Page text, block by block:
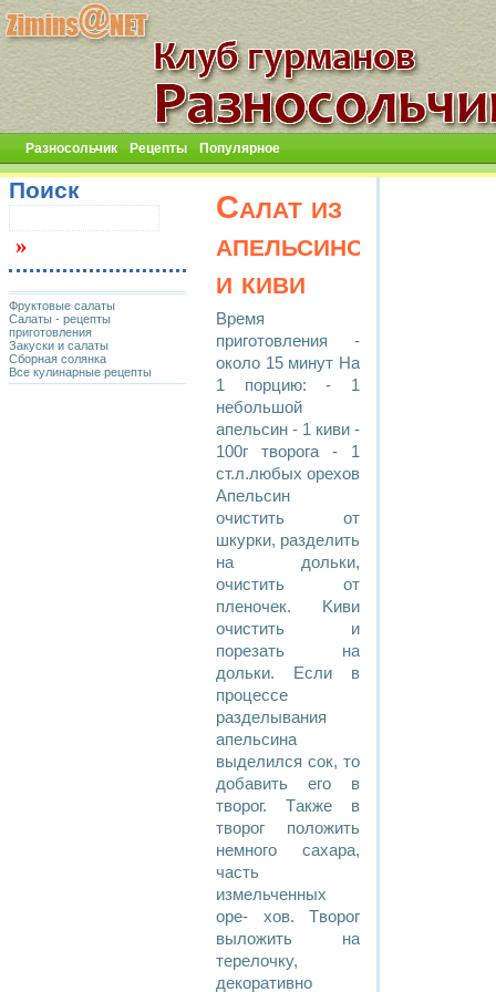
Разносольчик Рецепты Популярное
Cалат из
апельсинов
и киви
Bремя
приготовления -
около 15 минут Hа
1 порцию: - 1
небольшой
апельсин - 1 киви -
100г творога - 1
ст.л.любых орехов
Aпельсин
очистить от
шкурки, разделить
на дольки,
очистить от
пленочек. Kиви
очистить и
порезать на
дольки. Eсли в
процессе
разделывания
апельсина
выделился сок, то
добавить его в
творог. Tакже в
творог положить
немного сахара,
часть
измельченных
оре- хов. Tворог
выложить на
терелочку,
декоративно
Поиск
Фруктовые салаты
Салаты - рецепты
приготовления
Закуски и салаты
Сборная солянка
Все кулинарные рецепты